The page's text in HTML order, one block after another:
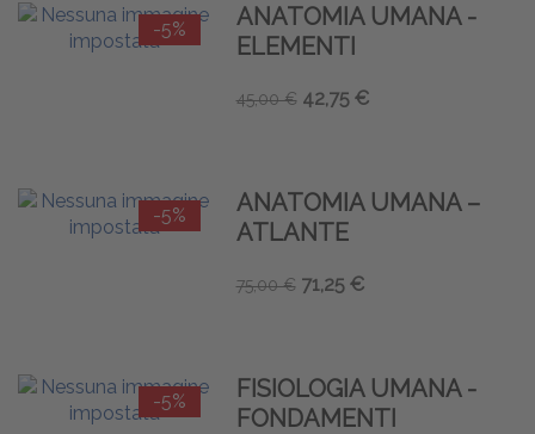
-5%
ANATOMIA UMANA -
ELEMENTI
45,00 € 42,75 €
-5%
ANATOMIA UMANA –
ATLANTE
75,00 € 71,25 €
-5%
FISIOLOGIA UMANA -
FONDAMENTI